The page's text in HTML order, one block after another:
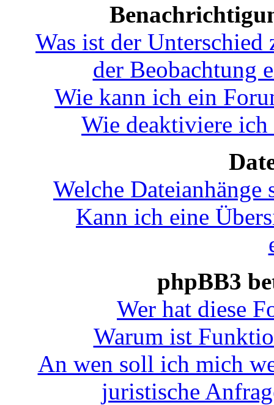
Was ist der Unterschied
der Beobachtung
Wie kann ich ein
Wie deaktiviere
Welche
Kann ich eine
phpBB3
Wer hat diese
Warum ist
An wen soll ich mich
juristische